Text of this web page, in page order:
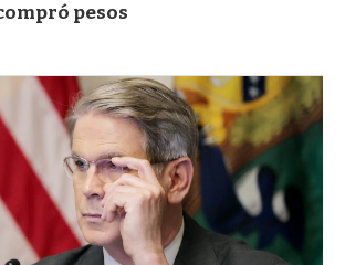
pesos